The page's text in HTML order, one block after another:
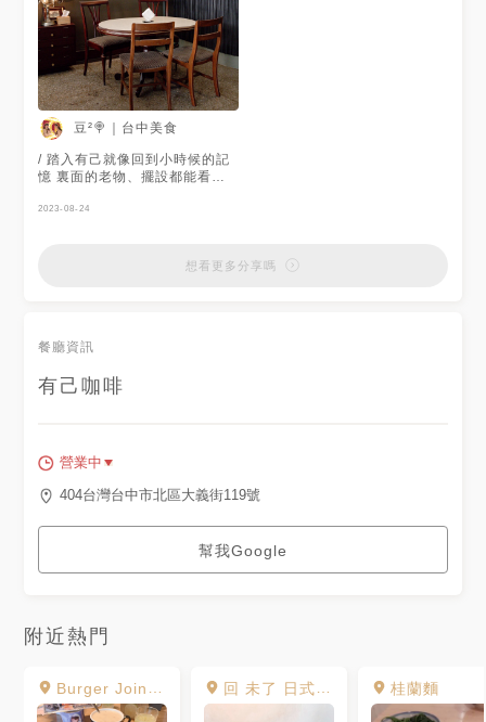
豆²🍭｜台中美食
/ 踏入有己就像回到小時候的記
憶 裏面的老物、擺設都能看見
樓，二樓是販售古著及拍照的地
的店！ - 🔻冰淇淋焦糖布丁 $90
啡外觀超療癒，酸酸甜甜的有點
點～ 另外也有販售正餐的部
🚩『有己咖啡｜北區』 🏖 台中
市北區大義街119號 ⏱️ 10:30
～21:00 🔎 @yojicoffeeee 🚷
週一公休 . . . . . #有己咖啡 #台
中新店 #台中美食 #台中咖啡廳
#台中北區 #北區美食 #北區 #
新店報報 #台中新開幕 #復古咖
啡廳 #yojicoffee
2023-08-24
想看更多分享嗎
餐廳資訊
有己咖啡
營業中
404台灣台中市北區大義街119號
幫我Google
附近熱門
Burger Joint 7分SO 美式廚房 崇德店 回 未了 日式丼飯 桂蘭麵